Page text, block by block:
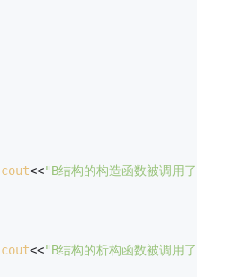
cout<<"B结构的构造函数被调用了吗"
cout<<"B结构的析构函数被调用了吗"